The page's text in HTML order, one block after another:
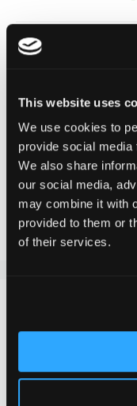
This website uses
We use cookies to
provide social
We also share
our social media,
may combine it with
provided to them or
of their services.
CHF 79.90
Zur Wunschliste
Zur Vergleichsliste
Der Chilli Pro
robusten Chromoly
Beginner wie auch